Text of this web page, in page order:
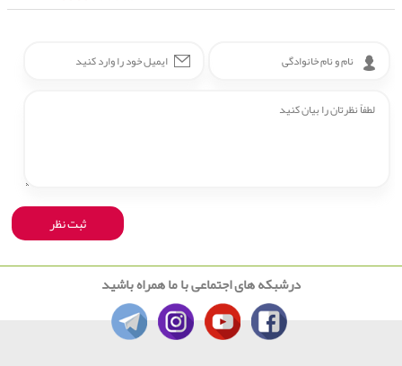
درشبکه های اجتماعی با ما همراه باشید